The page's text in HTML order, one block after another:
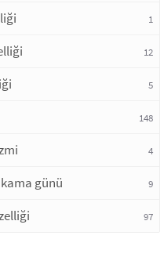
1
12
5
148
4
günü 9
97